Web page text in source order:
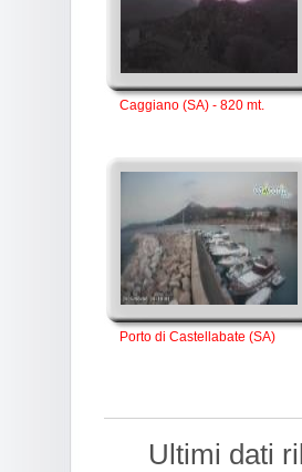
Caggiano (SA) - 820 mt.
Porto di Castellabate (SA)
Ultimi dati